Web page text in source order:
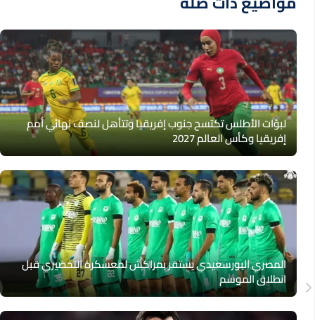
لبؤات الأطلس تكتسح جنوب إفريقيا وتتأهل لنصف نهائي أمم
إفريقيا وكأس العالم 2027
المصري البورسعيدي يستقر بمراكش لمعسكره التحضيري قبل
انطلاق الموسم